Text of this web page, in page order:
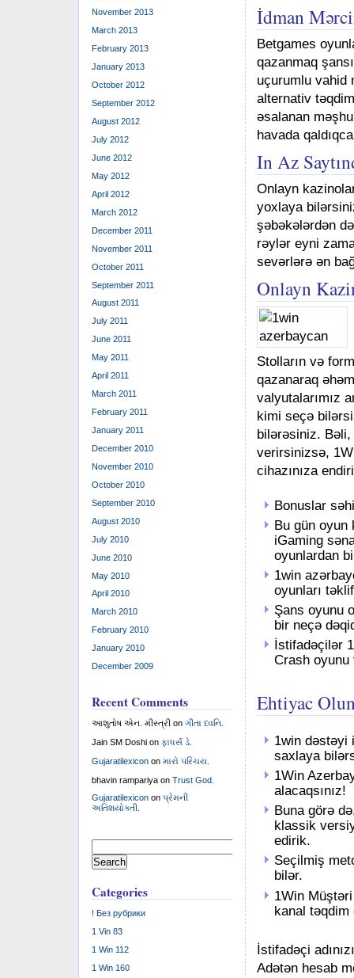
İdman
Betgames
qazanmaq
uçurumlu vahid
alternativ
əsalanan
havada
In Az
Onlayn
yoxlaya
şəbəkələrdən
rəylər eyni
sevərlərə ən
Onlayn
Stolların və
qazanaraq
valyutalarımız
kimi seçə
bilərəsiniz.
verirsinizsə,
cihazınıza
Bonuslar
Bu gün oyun
iGaming
oyunlardan
1win
oyunları
Şans oyunu
bir neçə
İstifadəçilər
Crash oyunu
Ehtiyac
1win dəstəyi
saxlaya
1Win
alacaqsınız!
Buna görə
klassik
edirik.
Seçilmiş
bilər.
1Win
kanal təqdim
İstifadəçi
Adətən hesab
November 2013
March 2013
February 2013
January 2013
October 2012
September 2012
August 2012
July 2012
June 2012
May 2012
April 2012
March 2012
December 2011
November 2011
October 2011
September 2011
August 2011
July 2011
June 2011
May 2011
April 2011
March 2011
February 2011
January 2011
December 2010
November 2010
October 2010
September 2010
August 2010
July 2010
June 2010
May 2010
April 2010
March 2010
February 2010
January 2010
December 2009
Recent Comments
આશુતોષ એન. મીસ્ત્રી onગીતા ધ્વનિ.
Jain SM Doshi onફાધર્સ ડે.
Gujaratilexicon onમારો પરિચય.
bhavin rampariya onTrust God.
Gujaratilexicon onપ્રેમની
અતિશયોક્તી.
for:
Categories
! Без рубрики
1 Vin 83
1 Win 112
1 Win 160